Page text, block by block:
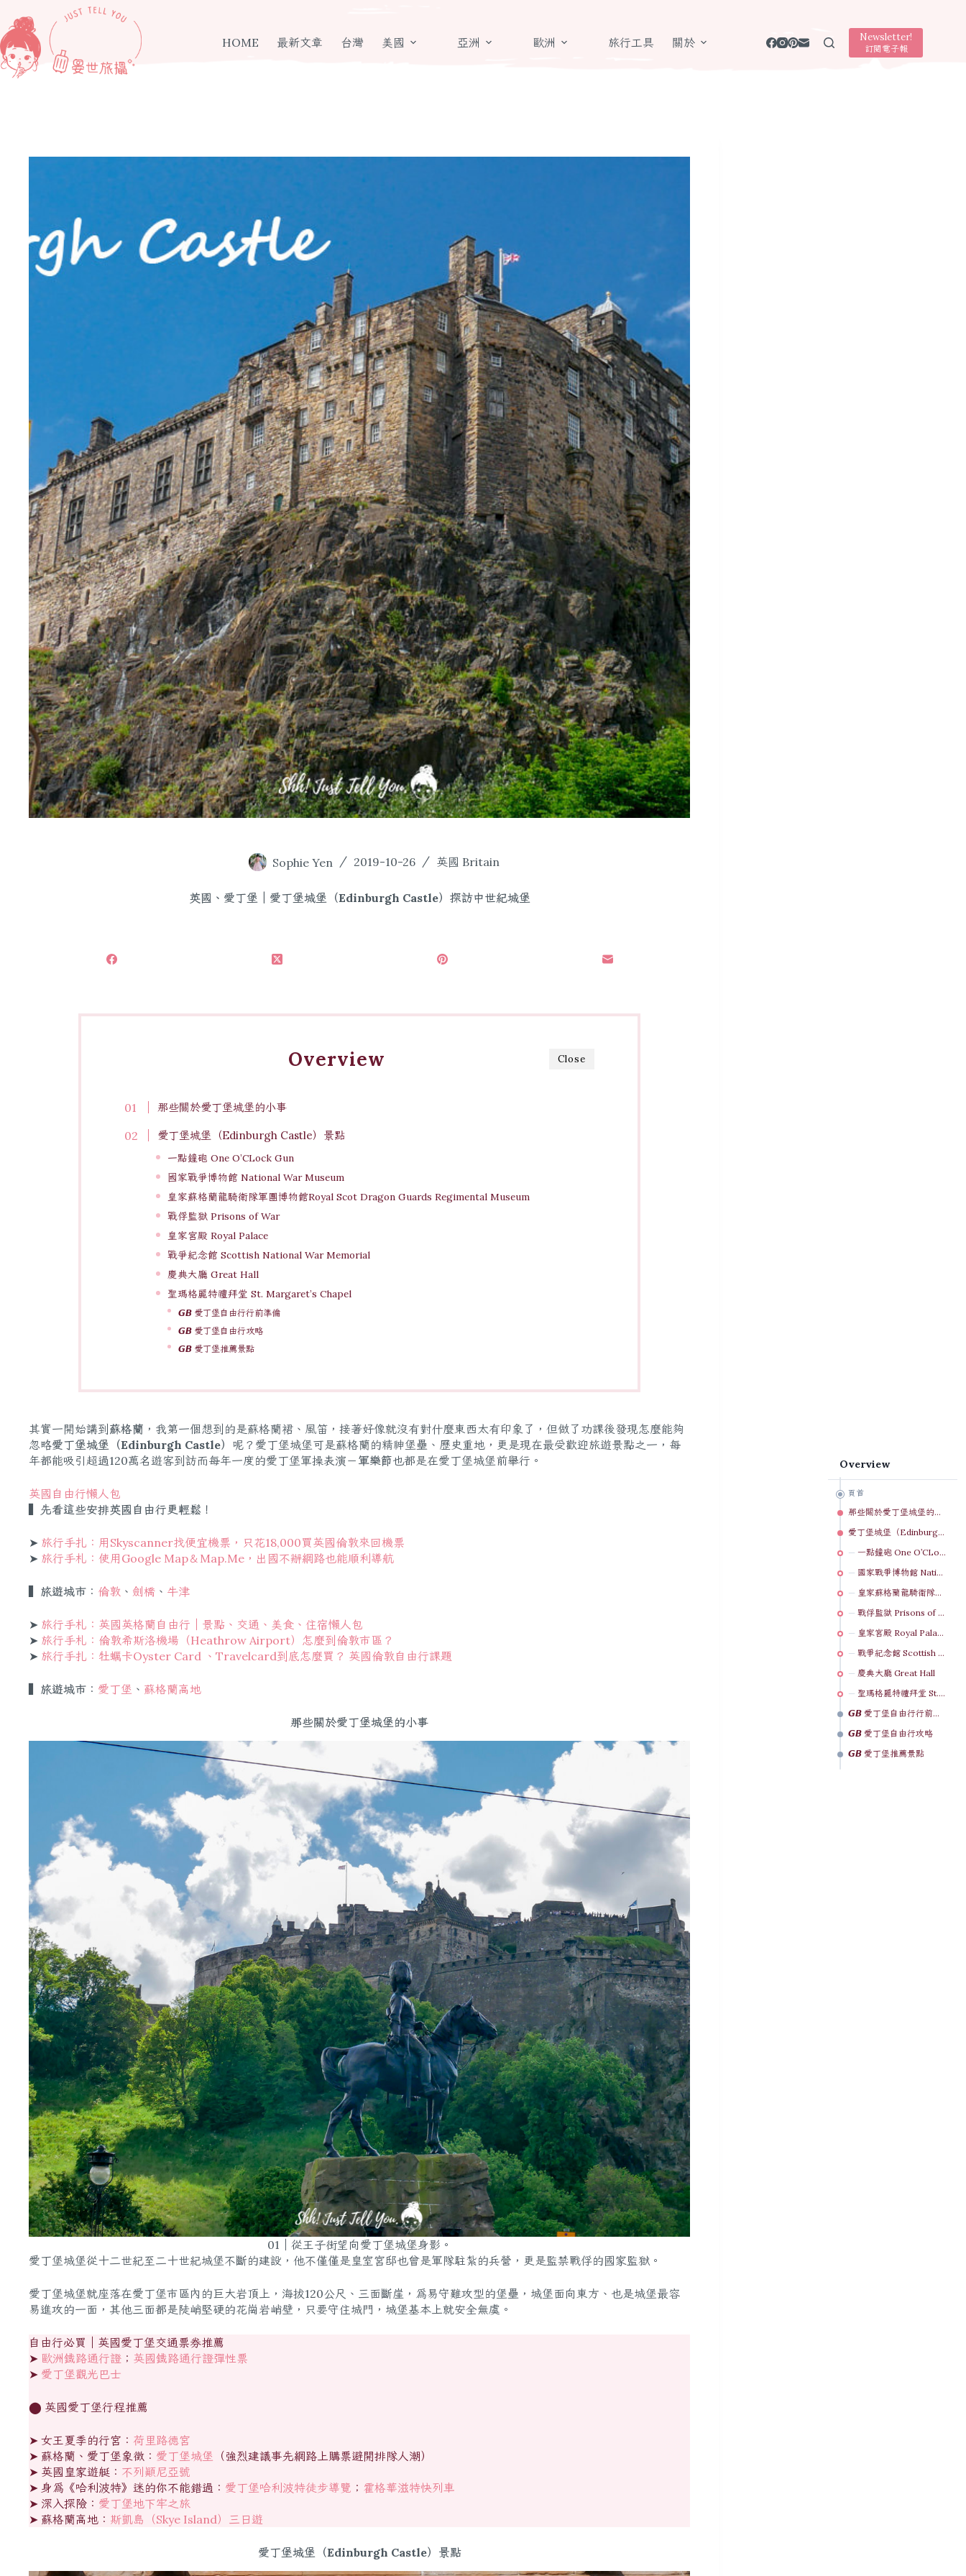
至
主
要
內
HOME 最新文章 台灣 美國 亞洲 歐洲 旅行工具 關於 Newsletter!
訂閱電子報
Sophie Yen 2019-10-26 英國 Britain
英國、愛丁堡｜愛丁堡城堡（Edinburgh Castle）探訪中世紀城堡
Close
Overview
那些關於愛丁堡城堡的小事
愛丁堡城堡（Edinburgh Castle）景點
一點鐘砲 One O’CLock Gun
國家戰爭博物館 National War Museum
皇家蘇格蘭龍騎衛隊軍團博物館Royal Scot Dragon Guards Regimental Museum
戰俘監獄 Prisons of War
皇家宮殿 Royal Palace
戰爭紀念館 Scottish National War Memorial
慶典大廳 Great Hall
聖瑪格麗特禮拜堂 St. Margaret’s Chapel
𝙂𝘽 愛丁堡自由行行前準備
𝙂𝘽 愛丁堡自由行攻略
𝙂𝘽 愛丁堡推薦景點
其實一開始講到蘇格蘭 ，我第一個想到的是蘇格蘭裙、風笛，接著好像就沒有對什麼東西太有印象了，但做了功課後發現怎麼能夠
忽略愛丁堡城堡（Edinburgh Castle） 呢？愛丁堡城堡可是蘇格蘭的精神堡壘、歷史重地，更是現在最受歡迎旅遊景點之一，每
年都能吸引超過120萬名遊客到訪而每年一度的愛丁堡軍操表演－ 軍樂節也都是在愛丁堡城堡前舉行。
英國自由行懶人包
▍先看這些安排英國自由行更輕鬆！
➤ 旅行手扎：用Skyscanner找便宜機票，只花18,000買英國倫敦來回機票
➤ 旅行手札：使用Google Map＆Map.Me，出國不辦網路也能順利導航
▍旅遊城市： 倫敦 、 劍橋 、 牛津
➤ 旅行手札：英國英格蘭自由行｜景點、交通、美食、住宿懶人包
➤ 旅行手札：倫敦希斯洛機場（Heathrow Airport）怎麼到倫敦市區？
➤ 旅行手扎：牡蠣卡Oyster Card 、Travelcard到底怎麼買？ 英國倫敦自由行課題
▍旅遊城市： 愛丁堡 、 蘇格蘭高地
那些關於愛丁堡城堡的小事
01｜從王子街望向愛丁堡城堡身影。
愛丁堡城堡從十二世紀至二十世紀城堡不斷的建設，他不僅僅是皇室宮邸也曾是軍隊駐紮的兵營，更是監禁戰俘的國家監獄。
愛丁堡城堡就座落在愛丁堡市區內的巨大岩頂上，海拔120公尺、三面斷崖，為易守難攻型的堡壘，城堡面向東方、也是城堡最容
易進攻的一面，其他三面都是陡峭堅硬的花崗岩峭壁，只要守住城門，城堡基本上就安全無虞。
自由行必買｜英國愛丁堡交通票券推薦
➤ 歐洲鐵路通行證 ； 英國鐵路通行證彈性票
➤ 愛丁堡觀光巴士
⬤ 英國愛丁堡行程推薦
➤ 女王夏季的行宮： 荷里路德宮
➤ 蘇格蘭、愛丁堡象徵： 愛丁堡城堡 （強烈建議事先網路上購票避開排隊人潮）
➤ 英國皇家遊艇： 不列顛尼亞號
➤ 身為《哈利波特》迷的你不能錯過： 愛丁堡哈利波特徒步導覽 ； 霍格華滋特快列車
➤ 深入探險： 愛丁堡地下牢之旅
➤ 蘇格蘭高地： 斯凱島（Skye Island）三日遊
愛丁堡城堡（Edinburgh Castle） 景點
Overview
頁首
那些關於愛丁堡城堡的小事
愛丁堡城堡（Edinburgh Castle）景點
一點鐘砲 One O’CLock Gun
國家戰爭博物館 National War Museum
皇家蘇格蘭龍騎衛隊軍團博物館Royal Scot Dragon Guards Regimental Museum
戰俘監獄 Prisons of War
皇家宮殿 Royal Palace
戰爭紀念館 Scottish National War Memorial
慶典大廳 Great Hall
聖瑪格麗特禮拜堂 St. Margaret’s Chapel
𝙂𝘽 愛丁堡自由行行前準備
𝙂𝘽 愛丁堡自由行攻略
𝙂𝘽 愛丁堡推薦景點